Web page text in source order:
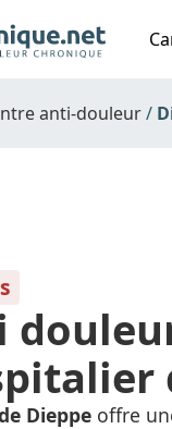
anti-douleur
Dieppe offre